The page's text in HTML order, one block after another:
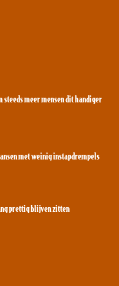
meer mensen dit handiger
met weinig instapdrempels
prettig blijven zitten